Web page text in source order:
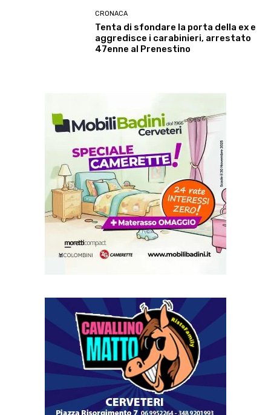
CRONACA
Tenta di sfondare la porta della ex e
aggredisce i carabinieri, arrestato
47enne al Prenestino